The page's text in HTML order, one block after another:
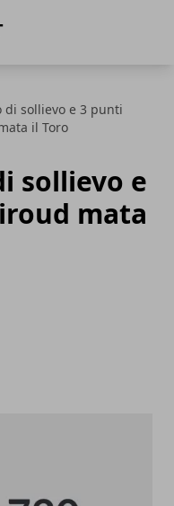
di sollievo e 3 punti
il Toro
sollievo e
mata